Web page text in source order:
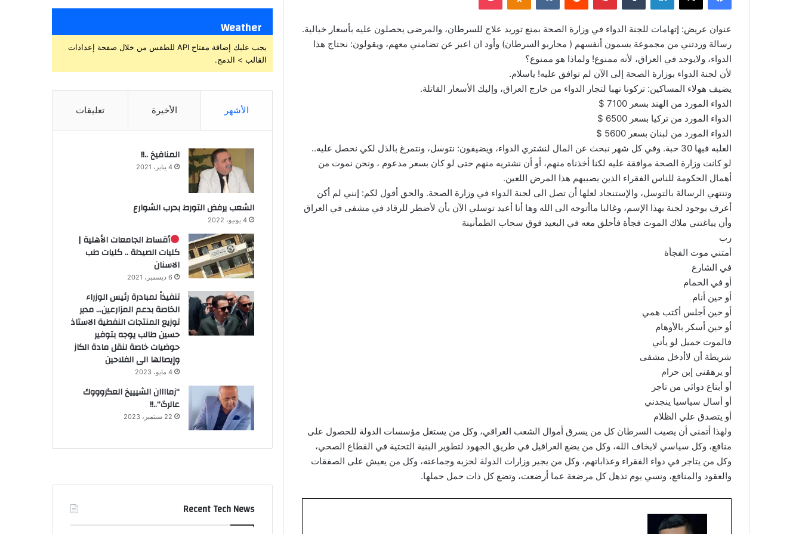
عنوان عريض: إتهامات للجنة الدواء في وزارة الصحة بمنع توريد علاج للسرطان، والمرضى يحصلون عليه بأسعار خيالية.
رسالة وردتني من مجموعة يسمون أنفسهم ( محاربو السرطان) وأود ان اعبر عن تضامني معهم، ويقولون: نحتاج هذا
الدواء، ولايوجد في العراق، لأنه ممنوع! ولماذا هو ممنوع؟
لأن لجنة الدواء بوزارة الصحة إلى الآن لم توافق عليه! ياسلام.
يضيف هولاء المساكين: تركونا نهبا لتجار الدواء من خارج العراق، وإليك الأسعار القاتلة.
الدواء المورد من الهند بسعر 7100 $
الدواء المورد من تركيا بسعر 6500 $
الدواء المورد من لبنان بسعر 5600 $
العلبه فيها 30 حبة. وفي كل شهر نبحث عن المال لنشتري الدواء، ويضيفون: نتوسل، ونتمرغ بالذل لكي نحصل عليه..
لو كانت وزارة الصحة موافقة عليه لكنا أخذناه منهم، أو أن نشتريه منهم حتى لو كان بسعر مدعوم ، ونحن نموت من
أهمال الحكومة للناس الفقراء الذين يصيبهم هذا المرض اللعين.
وتنتهي الرسالة بالتوسل، والإستنجاد لعلها أن تصل الى لجنة الدواء في وزارة الصحة. والحق أقول لكم: إنني لم أكن
أعرف بوجود لجنة بهذا الإسم، وغالبا ماأتوجه الى الله وها أنا أعيد توسلي الآن بأن لأضطر للرقاد في مشفى في العراق
وأن يباغتني ملاك الموت فجأة فأحلق معه في البعيد فوق سحاب الطمأنينة
رب
أمتني موت الفجأة
في الشارع
أو في الحمام
أو حين أنام
أو حين أجلس أكتب همي
أو حين أسكر بالأوهام
فالموت جميل لو يأتي
شريطة أن لاأدخل مشفى
أو يرهقني إبن حرام
أو أبتاع دوائي من تاجر
أو أسال سياسيا ينجدني
أو يتصدق علي الظلام
ولهذا أتمنى أن يصيب السرطان كل من يسرق أموال الشعب العراقي، وكل من يستغل مؤسسات الدولة للحصول على
منافع، وكل سياسي لايخاف الله، وكل من يضع العراقيل في طريق الجهود لتطوير البنية التحتية في القطاع الصحي،
وكل من يتاجر في دواء الفقراء وعذاباتهم، وكل من يجير وزارات الدولة لحزبه وجماعته، وكل من يعيش على الصفقات
والعقود والمنافع، ونسي يوم تذهل كل مرضعة عما أرضعت، وتضع كل ذات حمل حملها.
Weather
يجب عليك إضافة مفتاح API للطقس من خلال صفحة إعدادات
القالب > الدمج.
الأشهر الأخيرة تعليقات
المنافيخ ..!!
4 يناير، 2021
الشعب يرفض التورط بحرب الشوارع
4 يونيو، 2022
أقساط الجامعات الأهلية |
كليات الصيدلة .. كليات طب
الاسنان
6 ديسمبر، 2021
تنفيذاً لمبادرة رئيس الوزراء
الخاصة بدعم المزارعين… مدير
توزيع المنتجات النفطية الاستاذ
حسين طالب يوجه بتوفير
حوضيات خاصة لنقل مادة الكاز
وإيصالها الى الفلاحين
4 مايو، 2023
“زماااان الشيييخ العگروووك
عالرگ”..!!
22 سبتمبر، 2023
Recent Tech News